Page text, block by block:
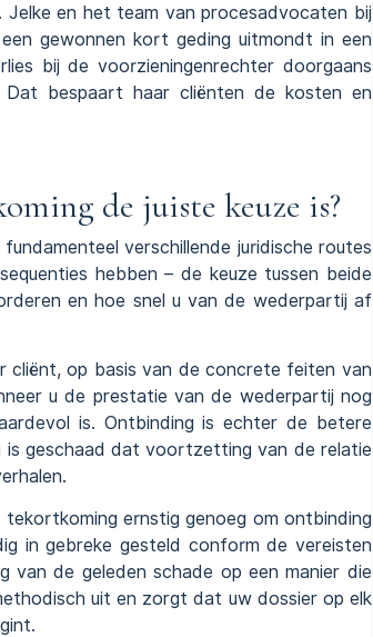
. Jelke en het team van procesadvocaten bij
gewonnen kort geding uitmondt in een
bij de voorzieningenrechter doorgaans
bespaart haar cliënten de kosten en
de juiste keuze is?
verschillende juridische routes
hebben – de keuze tussen beide
en hoe snel u van de wederpartij af
cliënt, op basis van de concrete feiten van
u de prestatie van de wederpartij nog
is. Ontbinding is echter de betere
geschaad dat voortzetting van de relatie
ernstig genoeg om ontbinding
in gebreke gesteld conform de vereisten
van de geleden schade op een manier die
uit en zorgt dat uw dossier op elk